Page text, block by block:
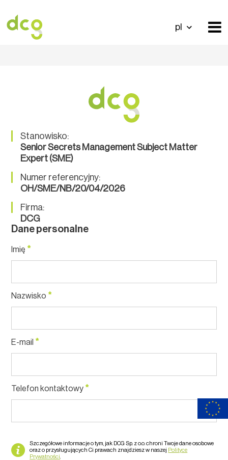
pl
Stanowisko:
Senior Secrets Management Subject Matter
Expert (SME)
Numer referencyjny:
OH/SME/NB/20/04/2026
Firma:
DCG
Dane personalne
Imię *
Nazwisko *
E-mail *
Telefon kontaktowy *
Szczegółowe informacje o tym, jak DCG Sp. z o.o. chroni Twoje dane osobowe
oraz o przysługujących Ci prawach znajdziesz w naszej Polityce
Prywatności